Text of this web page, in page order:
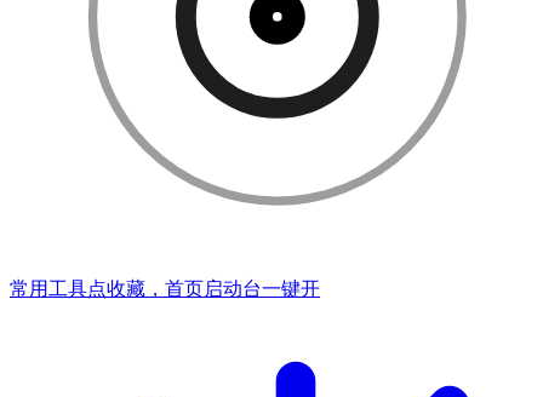
常用工具点收藏，首页启动台一键开